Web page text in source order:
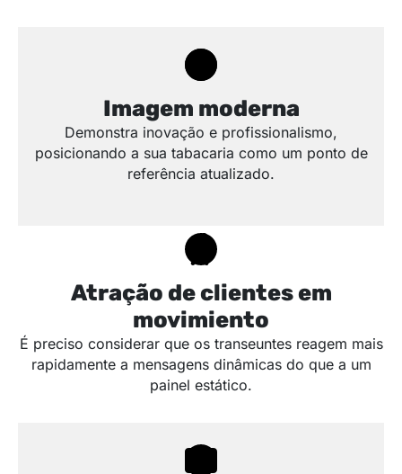
Imagem moderna
Demonstra inovação e profissionalismo,
posicionando a sua tabacaria como um ponto de
referência atualizado.
Atração de clientes em
movimiento
É preciso considerar que os transeuntes reagem mais
rapidamente a mensagens dinâmicas do que a um
painel estático.